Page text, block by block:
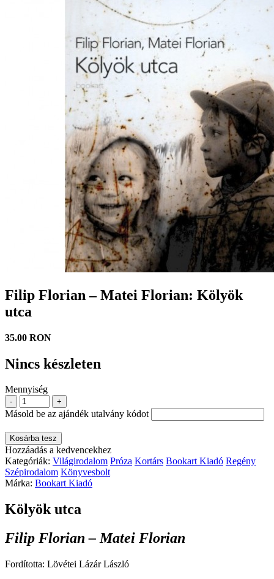
Filip Florian – Matei Florian: Kölyök
utca
35.00 RON
Nincs készleten
Mennyiség
- +
Másold be az ajándék utalvány kódot
Kosárba tesz
Hozzáadás a kedvencekhez
Kategóriák: Világirodalom Próza Kortárs Bookart Kiadó Regény
Szépirodalom Könyvesbolt
Márka: Bookart Kiadó
Kölyök utca
Filip Florian – Matei Florian
Fordította: Lövétei Lázár László